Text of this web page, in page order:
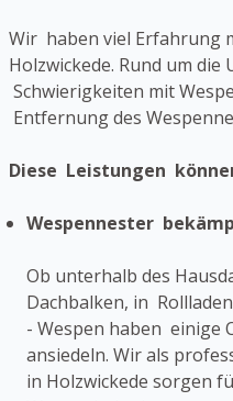
Wir haben viel Erfahrung
Holzwickede. Rund um
Schwierigkeiten mit
Entfernung des
Diese Leistungen
Wespennester
Ob unterhalb des
Dachbalken, in
- Wespen haben einige
ansiedeln. Wir als
in Holzwickede sorgen